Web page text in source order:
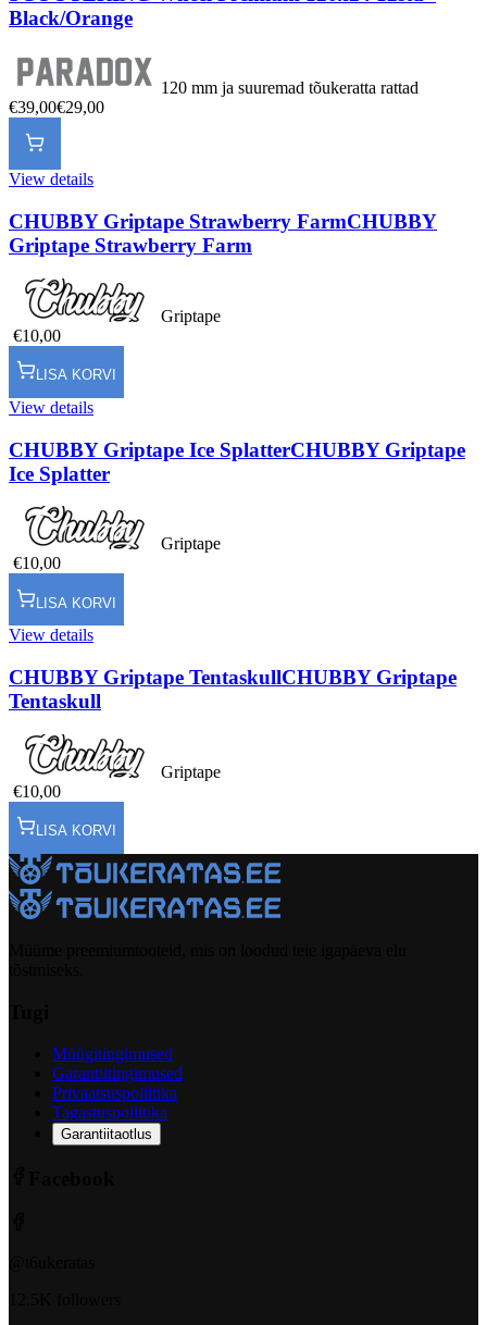
Black/Orange
120 mm ja suuremad tõukeratta rattad
€39,00€29,00
View details
CHUBBY Griptape Strawberry FarmCHUBBY
Griptape Strawberry Farm
Griptape
€10,00
LISA KORVI
View details
CHUBBY Griptape Ice SplatterCHUBBY Griptape
Ice Splatter
Griptape
€10,00
LISA KORVI
View details
CHUBBY Griptape TentaskullCHUBBY Griptape
Tentaskull
Griptape
€10,00
LISA KORVI
Müügitingimused
Garantiitingimused
Privaatsuspoliitika
Tagastuspoliitika
Garantiitaotlus